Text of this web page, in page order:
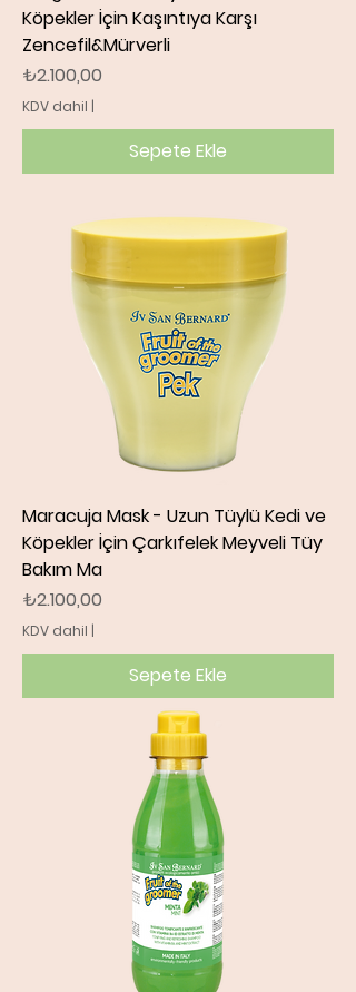
Köpekler İçin Kaşıntıya Karşı
Zencefil&Mürverli
Fiyat
₺2.100,00
KDV dahil |
Sepete Ekle
Maracuja Mask - Uzun Tüylü Kedi ve
Köpekler İçin Çarkıfelek Meyveli Tüy
Bakım Ma
Fiyat
₺2.100,00
KDV dahil |
Sepete Ekle